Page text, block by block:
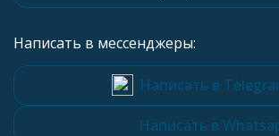
Написать в мессенджеры:
Написать в
Написать в